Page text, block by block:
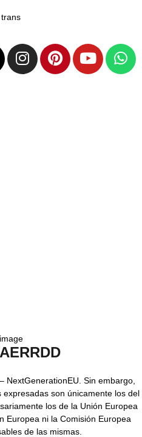
NextGenerationEU. Sin embargo,
son únicamente los del
los de la Unión Europea
Europea ni la Comisión Europea
de las mismas.